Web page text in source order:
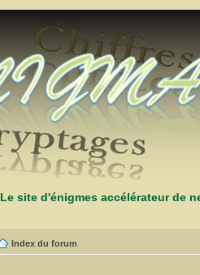
Le site d'énigmes accélérateur de
Index du forum